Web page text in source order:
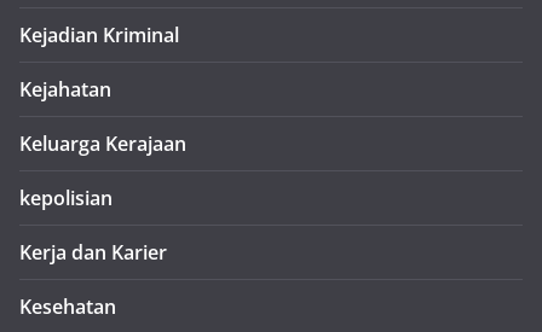
Kejadian Kriminal
Kejahatan
Keluarga Kerajaan
kepolisian
Kerja dan Karier
Kesehatan